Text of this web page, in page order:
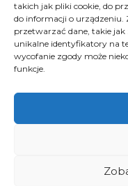
takich jak pliki cookie, do
do informacji o urządzeniu.
przetwarzać dane, takie
unikalne identyfikatory na
wycofanie zgody może
funkcje.
découpe laser
peinture poudre
soudage
All
brevets de la République